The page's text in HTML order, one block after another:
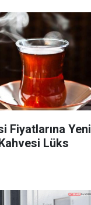
Fiyatlarına Yeni